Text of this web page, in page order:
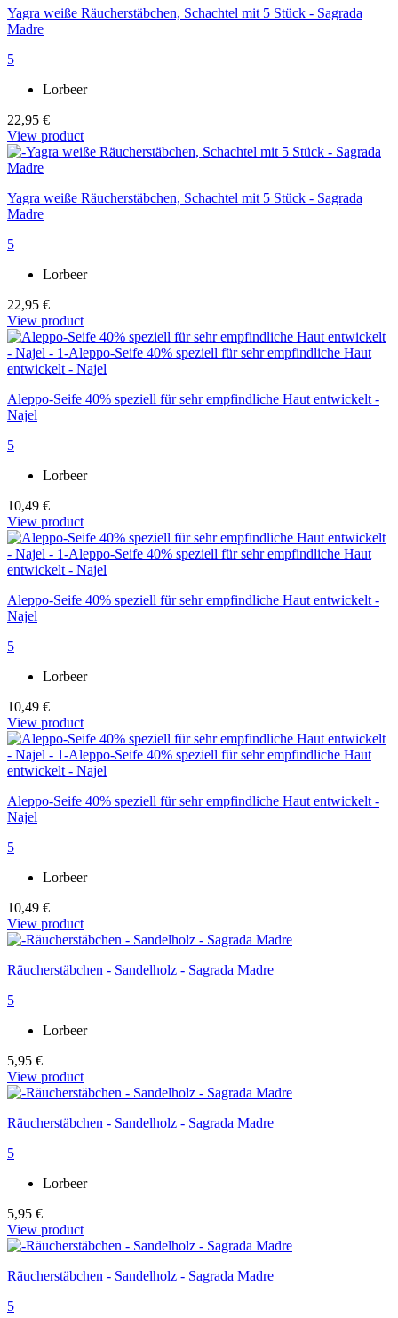
Yagra weiße Räucherstäbchen, Schachtel mit 5 Stück - Sagrada
Madre
5
Lorbeer
22,95 €
View product
Yagra weiße Räucherstäbchen, Schachtel mit 5 Stück - Sagrada
Madre
5
Lorbeer
22,95 €
View product
Aleppo-Seife 40% speziell für sehr empfindliche Haut entwickelt -
Najel
5
Lorbeer
10,49 €
View product
Aleppo-Seife 40% speziell für sehr empfindliche Haut entwickelt -
Najel
5
Lorbeer
10,49 €
View product
Aleppo-Seife 40% speziell für sehr empfindliche Haut entwickelt -
Najel
5
Lorbeer
10,49 €
View product
Räucherstäbchen - Sandelholz - Sagrada Madre
5
Lorbeer
5,95 €
View product
Räucherstäbchen - Sandelholz - Sagrada Madre
5
Lorbeer
5,95 €
View product
Räucherstäbchen - Sandelholz - Sagrada Madre
5